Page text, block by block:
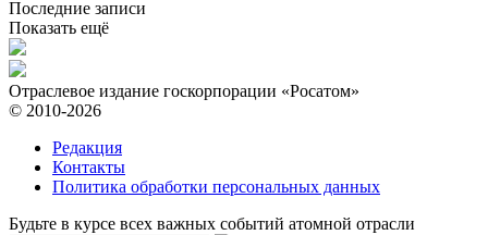
Последние записи
Показать ещё
Отраслевое издание госкорпорации «Росатом»
© 2010-2026
Редакция
Контакты
Политика обработки персональных данных
Будьте в курсе всех важных событий атомной отрасли